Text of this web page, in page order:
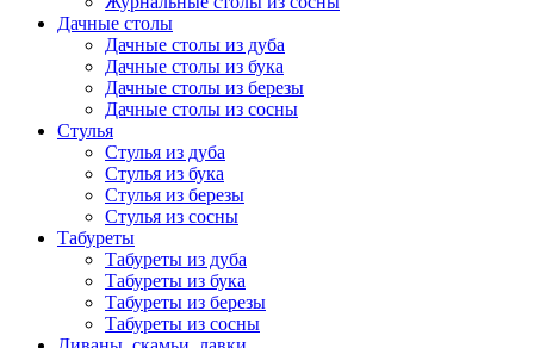
Дачные столы
Дачные столы из дуба
Дачные столы из бука
Дачные столы из березы
Дачные столы из сосны
Стулья
Стулья из дуба
Стулья из бука
Стулья из березы
Стулья из сосны
Табуреты
Табуреты из дуба
Табуреты из бука
Табуреты из березы
Табуреты из сосны